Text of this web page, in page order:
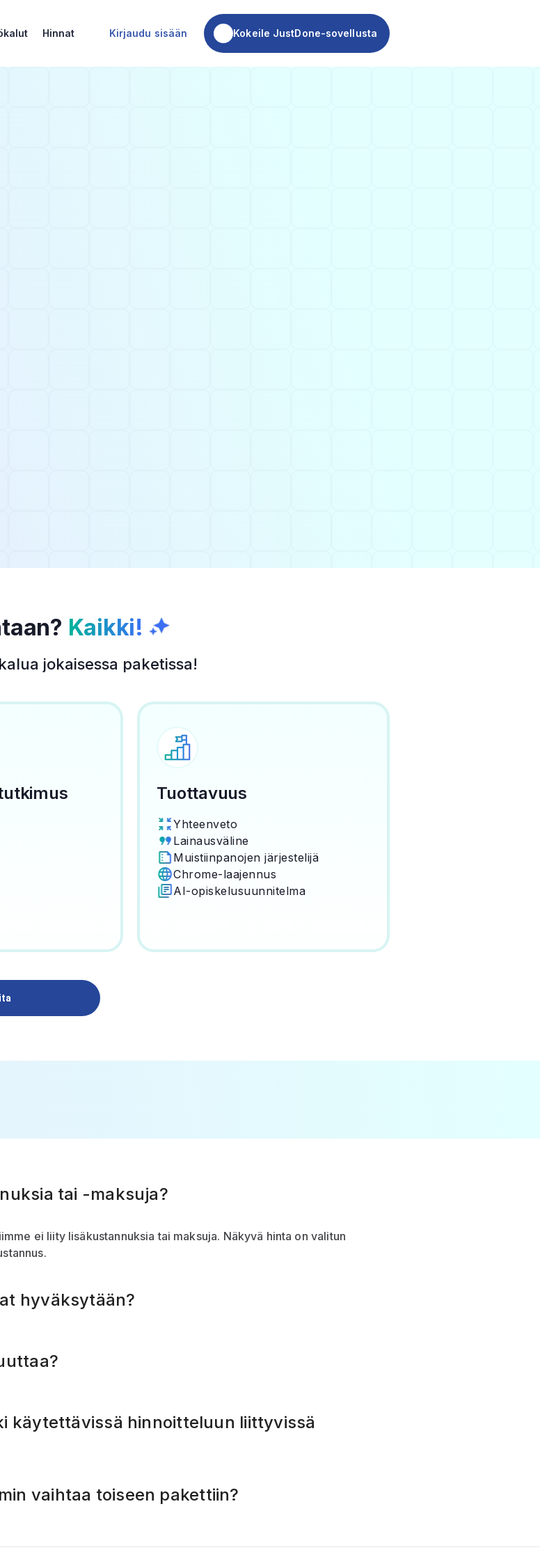
Hinnat Kirjaudu sisään Kokeile JustDone-sovellusta
Kaikki!
jokaisessa paketissa!
Tuottavuus
Yhteenveto
Lainausväline
Muistiinpanojen järjestelijä
Chrome-laajennus
AI-opiskelusuunnitelma
tai -maksuja?
ei liity lisäkustannuksia tai maksuja. Näkyvä hinta on valitun
hyväksytään?
käytettävissä hinnoitteluun liittyvissä
vaihtaa toiseen pakettiin?